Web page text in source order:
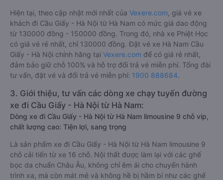
Hiện tại, theo cập nhật mới nhất của Vexere.com , giá vé xe
khách đi Cầu Giấy - Hà Nội từ Hà Nam có mức giá dao động
từ 130000 đồng - 150000 đồng. Trong đó, nhà xe Phiệt Học
có giá vé rẻ nhất, chỉ 130000 đồng. Đặt vé xe Hà Nam Cầu
Giấy - Hà Nội chính hãng tại Vexere.com để có giá rẻ nhất,
đảm bảo giữ chỗ 100% và hỗ trợ đổi trả vé miễn phí. Tổng đài
tư vấn, đặt vé và đổi trả vé miễn phí: 1900 888684.
3. Giới thiệu, tư vấn các dòng xe chạy tuyến đường
xe đi Cầu Giấy - Hà Nội từ Hà Nam:
Dòng xe đi Cầu Giấy - Hà Nội từ Hà Nam limousine 9 chỗ vip,
chất lượng cao: Tiện lợi, sang trọng
Là sản phẩm xe đi Cầu Giấy - Hà Nội từ Hà Nam limousine 9
chỗ cải tiến từ xe 16 chỗ. Nội thất được làm lại với các ghế
bọc da chuẩn Châu Âu, không chỉ êm ái cho chuyến hành
trình xa, mà còn mát mẻ và không hề bị hầm bí như các ghế